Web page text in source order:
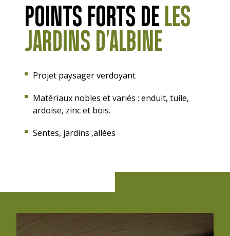
POINTS FORTS DE LES
JARDINS D'ALBINE
Projet paysager verdoyant
Matériaux nobles et variés : enduit, tuile,
ardoise, zinc et bois.
Sentes, jardins ,allées